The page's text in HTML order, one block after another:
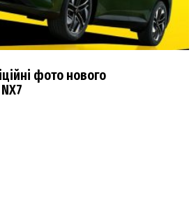
фото нового